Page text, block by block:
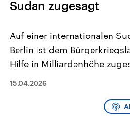
Landtagswahl Sachsen-Anhalt
2026
Sachsen-Anhalt wählt am 6.
Bundesland von einer Koalition aus
Sudan zugesagt
Auf einer internationalen
Berlin ist dem
Hilfe in Milliardenhöhe
15.04.2026